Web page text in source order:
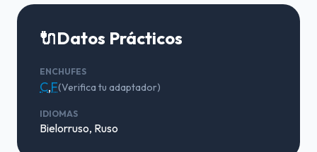
🔌Datos Prácticos
ENCHUFES
C,F(Verifica tu adaptador)
IDIOMAS
Bielorruso, Ruso